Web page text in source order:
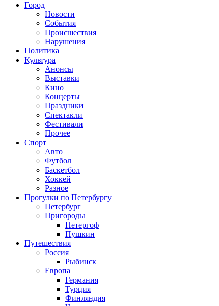
Город
Новости
События
Происшествия
Нарушения
Политика
Культура
Анонсы
Выставки
Кино
Концерты
Праздники
Спектакли
Фестивали
Прочее
Спорт
Авто
Футбол
Баскетбол
Хоккей
Разное
Прогулки по Петербургу
Петербург
Пригороды
Петергоф
Пушкин
Путешествия
Россия
Рыбинск
Европа
Германия
Турция
Финляндия